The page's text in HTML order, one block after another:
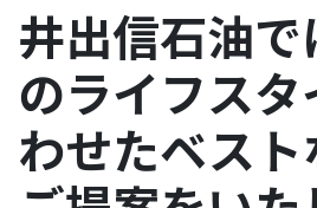
井出信石油
のライフス
わせたベス